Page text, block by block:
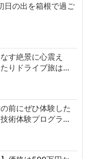
日の出を箱根で過ご
す絶景に心震え
りドライブ旅は…
前にぜひ体験した
術体験プログラ…